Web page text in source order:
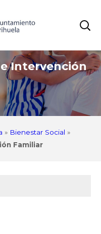
Intervención
» Bienestar Social »
Familiar